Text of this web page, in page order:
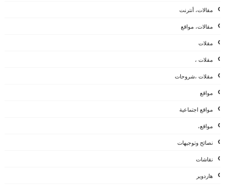
مقالات، أنترنت
مقالات، مواقع
مقلات
مقلات ،
مقلات ،شروحات
مواقع
مواقع اجتماعية
مواقع،
نصائح وتوجيهات
نقاشات
هاردوير